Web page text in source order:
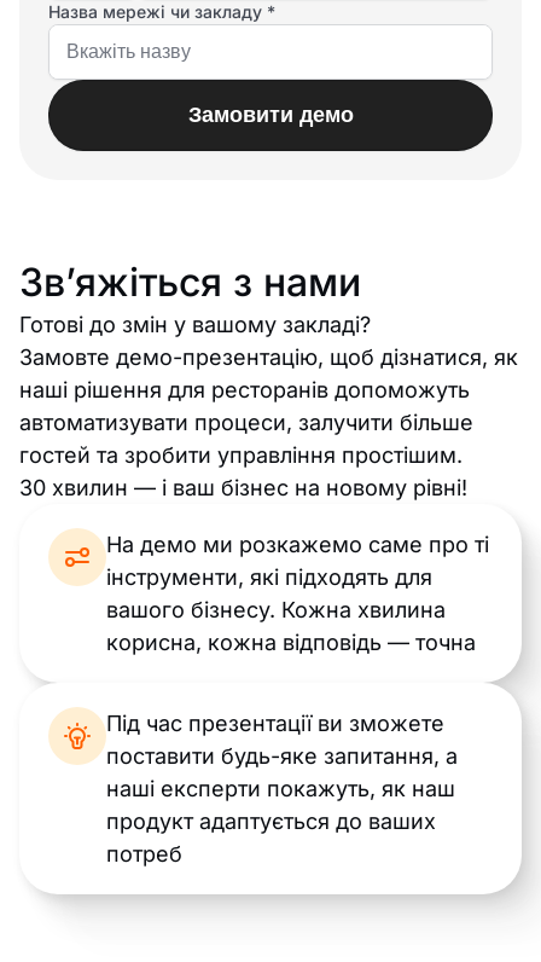
Звʼяжіться з нами
Готові до змін у вашому закладі?
Замовте демо-презентацію, щоб дізнатися, як
наші рішення для ресторанів допоможуть
автоматизувати процеси, залучити більше
гостей та зробити управління простішим.
30 хвилин — і ваш бізнес на новому рівні!
На демо ми розкажемо саме про ті
інструменти, які підходять для
вашого бізнесу. Кожна хвилина
корисна, кожна відповідь — точна
Під час презентації ви зможете
поставити будь-яке запитання, а
наші експерти покажуть, як наш
продукт адаптується до ваших
потреб
Назва мережі чи закладу *
Замовити демо